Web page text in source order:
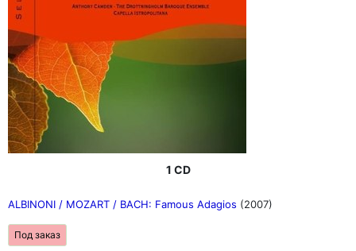
1 CD
ALBINONI / MOZART / BACH: Famous Adagios (2007)
Под заказ